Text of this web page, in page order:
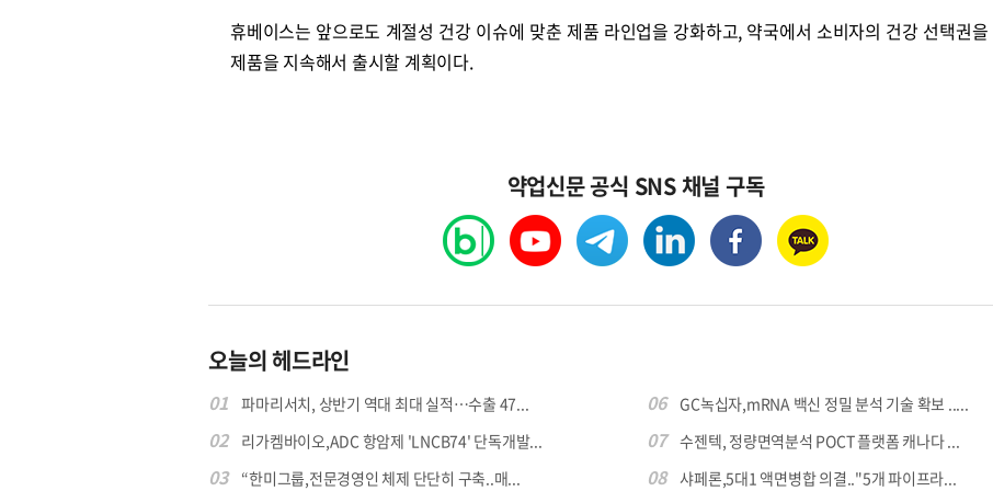
휴베이스는 앞으로도 계절성 건강 이슈에 맞춘 제품 라인업을 강화하고, 약국에서 소비자의 건강 선택권을
제품을 지속해서 출시할 계획이다.
약업신문 공식 SNS 채널 구독
오늘의 헤드라인
01 파마리서치, 상반기 역대 최대 실적…수출 47...
02 리가켐바이오,ADC 항암제 'LNCB74' 단독개발...
03 “한미그룹,전문경영인 체제 단단히 구축..매...
06 GC녹십자,mRNA 백신 정밀 분석 기술 확보 .....
07 수젠텍, 정량면역분석 POCT 플랫폼 캐나다 ...
08 샤페론,5대1 액면병합 의결.."5개 파이프라...